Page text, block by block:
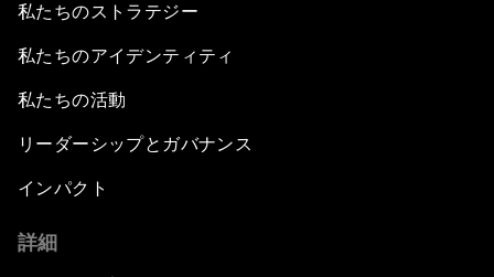
私たちのストラテジー
私たちのアイデンティティ
私たちの活動
リーダーシップとガバナンス
インパクト
詳細